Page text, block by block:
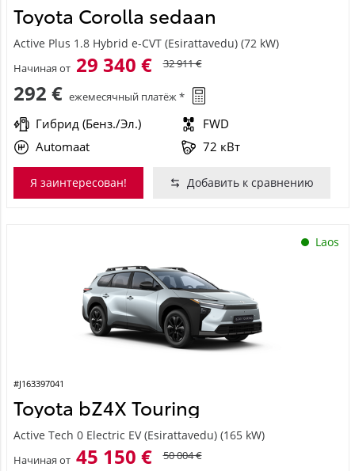
Toyota Corolla sedaan
Active Plus 1.8 Hybrid e-CVT (Esirattavedu) (72 kW)
Начиная от 29 340 € 32 911 €
292 € ежемесячный платёж *
Гибрид (Бенз./Эл.)
FWD
Automaat
72 кВт
Я заинтересован! Добавить к сравнению
Laos
#J163397041
Toyota bZ4X Touring
Active Tech 0 Electric EV (Esirattavedu) (165 kW)
Начиная от 45 150 € 50 004 €